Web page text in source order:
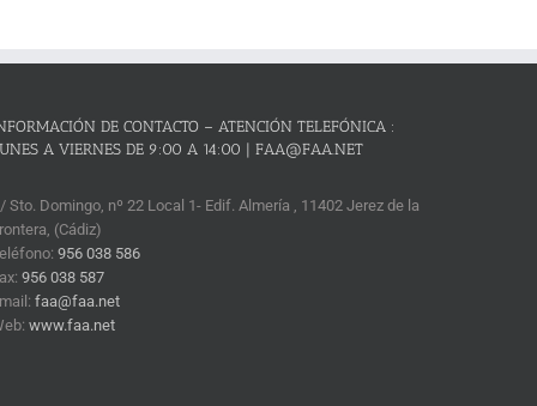
DE CONTACTO – ATENCIÓN TELEFÓNICA :
A VIERNES DE 9:00 A 14:00 | FAA@FAA.NET
Sto. Domingo, nº 22 Local 1- Edif. Almería , 11402 Jerez de la
(Cádiz)
956 038 586
956 038 587
faa@faa.net
www.faa.net